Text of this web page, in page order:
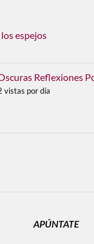
espejos
Reflexiones
vistas por día
APÚNTATE